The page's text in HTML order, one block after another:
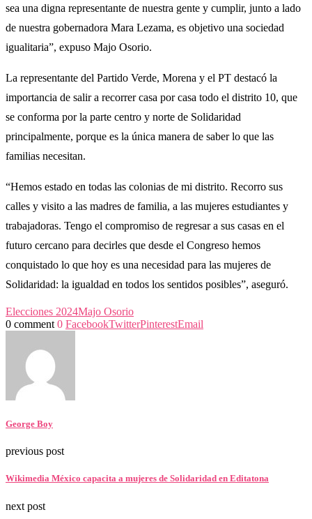
sea una digna representante de nuestra gente y cumplir, junto a lado
de nuestra gobernadora Mara Lezama, es objetivo una sociedad
igualitaria”, expuso Majo Osorio.
La representante del Partido Verde, Morena y el PT destacó la
importancia de salir a recorrer casa por casa todo el distrito 10, que
se conforma por la parte centro y norte de Solidaridad
principalmente, porque es la única manera de saber lo que las
familias necesitan.
“Hemos estado en todas las colonias de mi distrito. Recorro sus
calles y visito a las madres de familia, a las mujeres estudiantes y
trabajadoras. Tengo el compromiso de regresar a sus casas en el
futuro cercano para decirles que desde el Congreso hemos
conquistado lo que hoy es una necesidad para las mujeres de
Solidaridad: la igualdad en todos los sentidos posibles”, aseguró.
Elecciones 2024Majo Osorio
0 comment 0 FacebookTwitterPinterestEmail
George Boy
previous post
Wikimedia México capacita a mujeres de Solidaridad en Editatona
next post